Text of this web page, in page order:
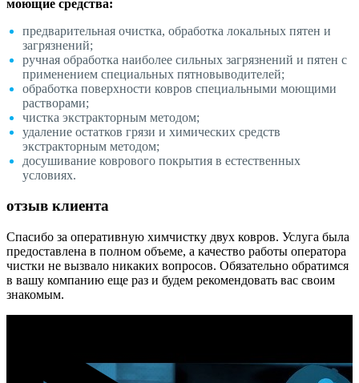
моющие средства:
предварительная очистка, обработка локальных пятен и
загрязнений;
ручная обработка наиболее сильных загрязнений и пятен с
применением специальных пятновыводителей;
обработка поверхности ковров специальными моющими
растворами;
чистка экстракторным методом;
удаление остатков грязи и химических средств
экстракторным методом;
досушивание коврового покрытия в естественных
условиях.
отзыв клиента
Спасибо за оперативную химчистку двух ковров. Услуга была
предоставлена в полном объеме, а качество работы оператора
чистки не вызвало никаких вопросов. Обязательно обратимся
в вашу компанию еще раз и будем рекомендовать вас своим
знакомым.